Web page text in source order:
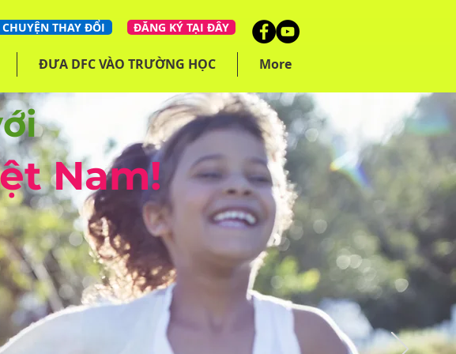
THAY ĐỔI ĐĂNG KÝ TẠI ĐÂY
ĐƯA DFC VÀO TRƯỜNG HỌC More
Nam!